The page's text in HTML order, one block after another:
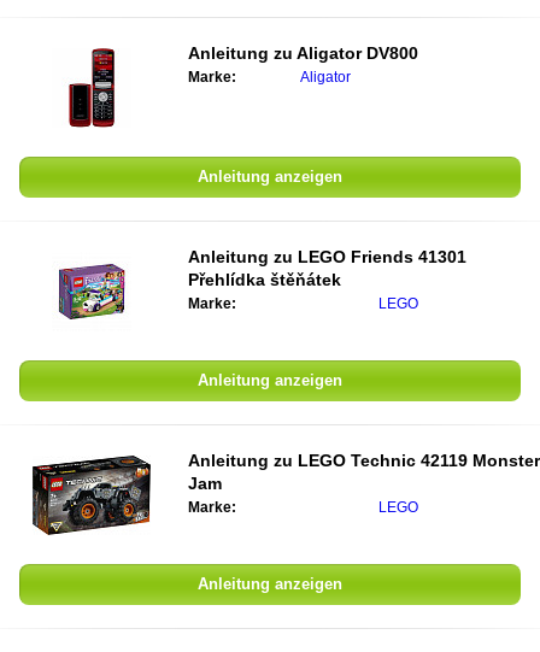
Anleitung zu Aligator DV800
Marke: Aligator
Anleitung anzeigen
Anleitung zu LEGO Friends 41301
Přehlídka štěňátek
Marke: LEGO
Anleitung anzeigen
Anleitung zu LEGO Technic 42119 Monster
Jam
Marke: LEGO
Anleitung anzeigen